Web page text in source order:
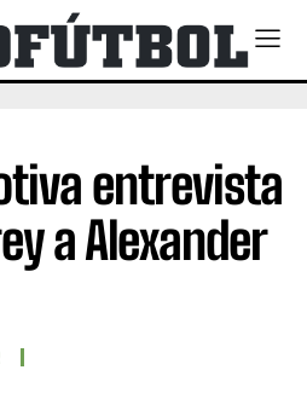
entrevista
a Alexander